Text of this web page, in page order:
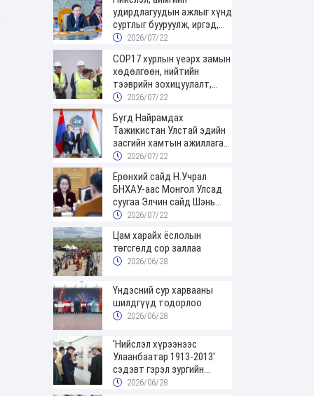
удирдлагуудын ажлыг хүнд
суртлыг бууруулж, иргэд,
аж ахуйн нэгжийн ачааг
дүгнэнэ
2026/07/22
COP17 хурлын үеэрх замын
хөдөлгөөн, нийтийн
тээврийн зохицуулалт,
сургууль, цэцэрлэг, зах,
ажиллах хуваарийг гаргаж,
иргэдэд мэдээлэхийг үүрэг
болголоо
2026/07/22
Бүгд Найрамдах
Тажикистан Улстай эдийн
засгийн хамтын ажиллагааг
өргөжүүлнэ
2026/07/22
Ерөнхий сайд Н.Учрал
БНХАУ-аас Монгол Улсад
суугаа Элчин сайд Шэнь
Миньжюанийг хүлээн авч
2026/07/22
Цам харайх ёслолын
төгсгөлд сор заллаа
2026/06/28
Үндэсний сур харвааны
шилдгүүд тодорлоо
2026/06/28
'Нийслэл хүрээнээс
Улаанбаатар 1913-2013'
сэдэвт гэрэл зургийн
үзэсгэлэнгээр зочиллоо
2026/06/28